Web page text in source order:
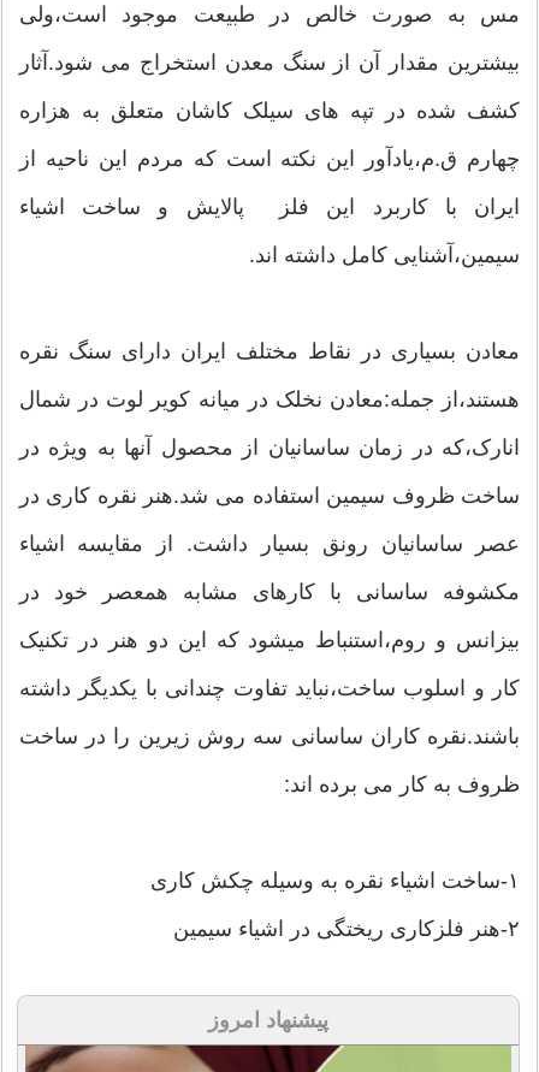
مس به صورت خالص در طبیعت موجود است،ولی
بیشترین مقدار آن از سنگ معدن استخراج می شود.آثار
کشف شده در تپه های سیلک کاشان متعلق به هزاره
چهارم ق.م،یادآور این نکته است که مردم این ناحیه از
ایران با کاربرد این فلز پالایش و ساخت اشیاء
سیمین،آشنایی کامل داشته اند.
معادن بسیاری در نقاط مختلف ایران دارای سنگ نقره
هستند،از جمله:معادن نخلک در میانه کویر لوت در شمال
انارک،که در زمان ساسانیان از محصول آنها به ویژه در
ساخت ظروف سیمین استفاده می شد.هنر نقره کاری در
عصر ساسانیان رونق بسیار داشت. از مقایسه اشیاء
مکشوفه ساسانی با کارهای مشابه همعصر خود در
بیزانس و روم،استنباط میشود که این دو هنر در تکنیک
کار و اسلوب ساخت،نباید تفاوت چندانی با یکدیگر داشته
باشند.نقره کاران ساسانی سه روش زیرین را در ساخت
ظروف به کار می برده اند:
۱-ساخت اشیاء نقره به وسیله چکش کاری
۲-هنر فلزکاری ریختگی در اشیاء سیمین
پیشنهاد امروز